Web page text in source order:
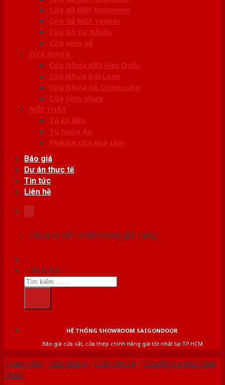
Cửa gỗ MDF Melamine
Cửa Gỗ MDF Veneer
Cửa Gỗ Tự Nhiên
Cửa vòm gỗ
CỬA NHỰA
Cửa Nhựa ABS Hàn Quốc
Cửa Nhựa Đài Loan
Cửa Nhựa Gỗ Composite
Cửa vòm nhựa
NỘI THẤT
Tủ Kệ Bếp
Tủ Quần Áo
Phụ kiện cửa nhà tắm
Báo giá
Dự án thực tế
Tin tức
Liên hệ
Chưa có sản phẩm trong giỏ hàng.
Tìm kiếm:
HỆ THỐNG SHOWROOM SAIGONDOOR
Báo giá cửa sắt, cửa thép chính hãng giá tốt nhất tại TP.HCM
Trang chủ /Sản phẩm /CỬA NHỰA/Cửa Nhựa ABS Hàn
Quốc